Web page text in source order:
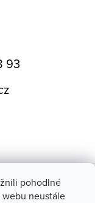
pohodlné
neustále
93